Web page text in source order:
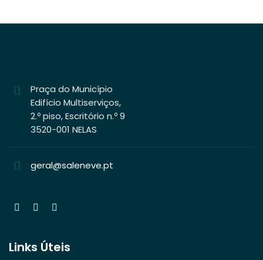
Praça do Município
Edifício Multiserviços,
2.º piso, Escritório n.º 9
3520-001 NELAS
geral@saleneve.pt
Links Úteis